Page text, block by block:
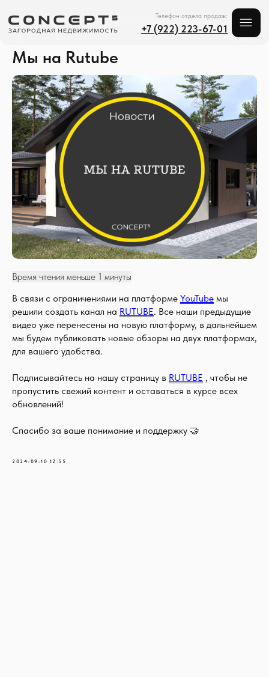
+7 (922) 223-67-01
Мы на Rutube
Время чтения меньше 1 минуты
В связи с ограничениями на платформе YouTube мы
решили создать канал на RUTUBE. Все наши предыдущие
видео уже перенесены на новую платформу, в дальнейшем
мы будем публиковать новые обзоры на двух платформах,
для вашего удобства.
Подписывайтесь на нашу страницу в RUTUBE , чтобы не
пропустить свежий контент и оставаться в курсе всех
обновлений!
Спасибо за ваше понимание и поддержку 🤝
2024-09-10 12:55